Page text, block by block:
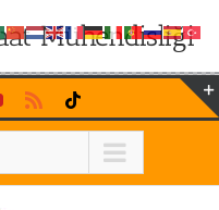
Mühendisliği
YouTubeRss